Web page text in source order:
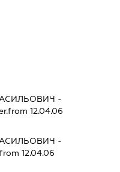
-
12.04.06
-
12.04.06